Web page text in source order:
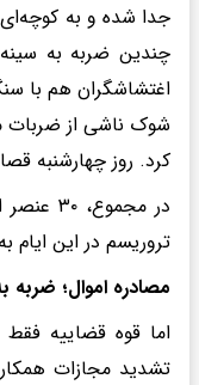
جدا شده و به کوچه‌ای
چندین ضربه به
اغتشاشگران هم با
شوک ناشی از ضربات
کرد. روز چهارشنبه
در
تروریسم در این ایام
مصادره اموال؛
اما قوه قضاییه
تشدید مجازات